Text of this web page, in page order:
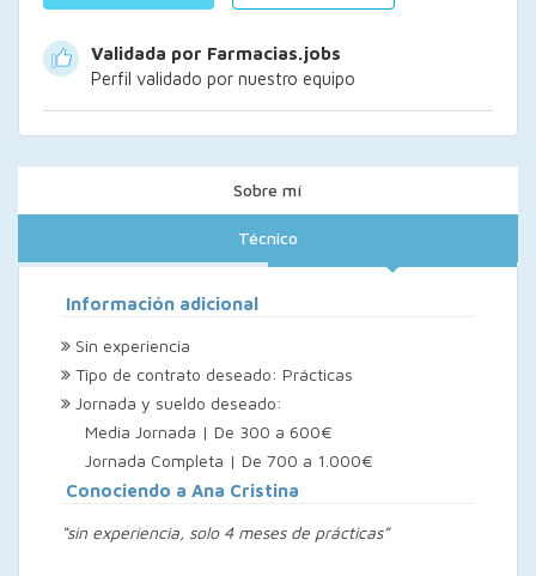
Validada por Farmacias.jobs
Perfil validado por nuestro equipo
Sobre mí
Técnico
Información adicional
Sin experiencia
Tipo de contrato deseado: Prácticas
Jornada y sueldo deseado:
Media Jornada | De 300 a 600€
Jornada Completa | De 700 a 1.000€
Conociendo a Ana Cristina
“sin experiencia, solo 4 meses de prácticas”